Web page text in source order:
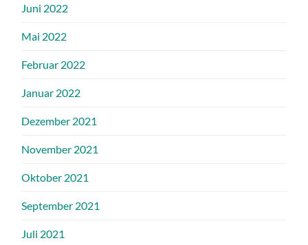
Juni 2022
Mai 2022
Februar 2022
Januar 2022
Dezember 2021
November 2021
Oktober 2021
September 2021
Juli 2021